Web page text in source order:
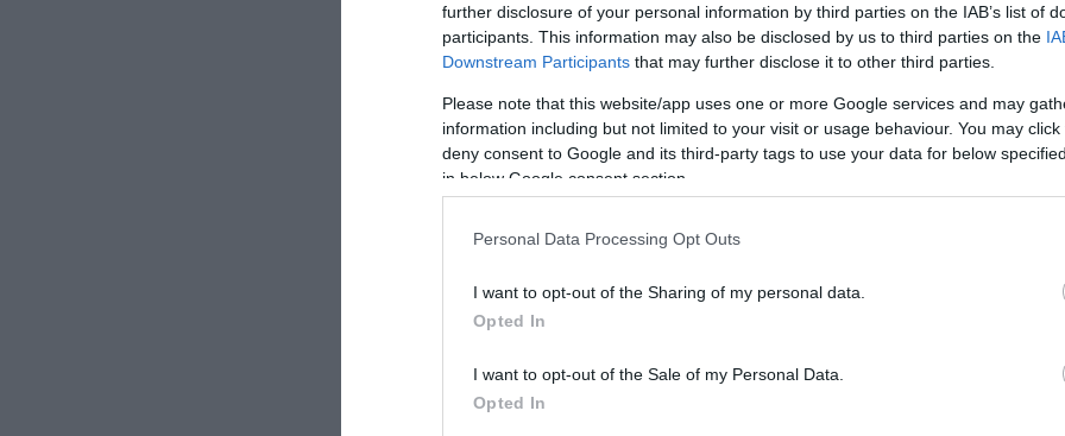
further disclosure of your personal information by third parties on the IAB’s list of
participants. This information may also be disclosed by us to third parties on the
Downstream Participants that may further disclose it to other third parties.
Please note that this website/app uses one or more Google services and may
information including but not limited to your visit or usage behaviour. You may
deny consent to Google and its third-party tags to use your data for below
in below Google consent section.
Personal Data Processing Opt Outs
I want to opt-out of the Sharing of my personal data.
Opted In
I want to opt-out of the Sale of my Personal Data.
Opted In